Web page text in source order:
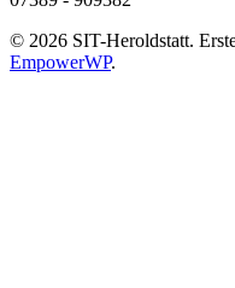
© 2026 SIT-Heroldstatt.
EmpowerWP.